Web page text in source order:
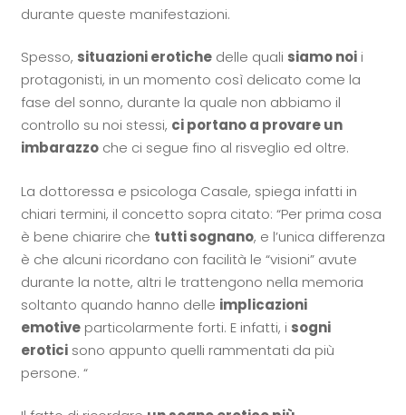
durante queste manifestazioni.
Spesso, situazioni erotichedelle quali siamo noii
protagonisti, in un momento così delicato come la
fase del sonno, durante la quale non abbiamo il
controllo su noi stessi, ci portano a provare un
imbarazzoche ci segue fino al risveglio ed oltre.
La dottoressa e psicologa Casale, spiega infatti in
chiari termini, il concetto sopra citato: “Per prima cosa
è bene chiarire che tutti sognano, e l’unica differenza
è che alcuni ricordano con facilità le “visioni” avute
durante la notte, altri le trattengono nella memoria
soltanto quando hanno delle implicazioni
emotiveparticolarmente forti. E infatti, i sogni
eroticisono appunto quelli rammentati da più
persone. “